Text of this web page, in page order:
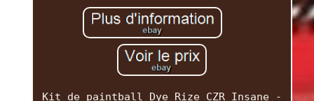
Kit de paintball Dye Rize CZR Insane -